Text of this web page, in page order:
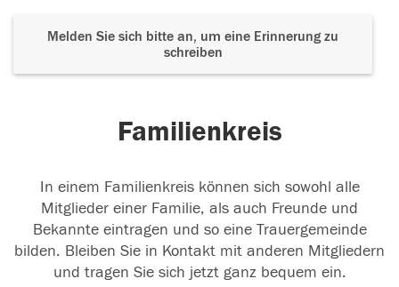
Melden Sie sich bitte an, um eine Erinnerung zu
schreiben
Familienkreis
In einem Familienkreis können sich sowohl alle
Mitglieder einer Familie, als auch Freunde und
Bekannte eintragen und so eine Trauergemeinde
bilden. Bleiben Sie in Kontakt mit anderen Mitgliedern
und tragen Sie sich jetzt ganz bequem ein.